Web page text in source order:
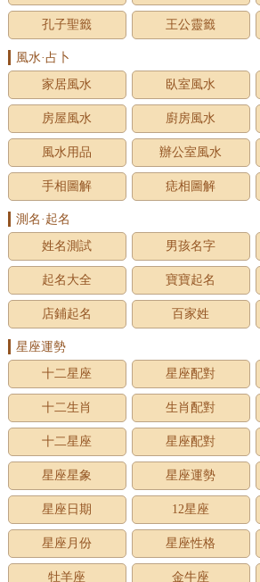
孔子聖籤 王公靈籤
風水·占卜
家居風水
臥室風水
房屋風水 廚房風水
風水用品 辦公室風水
手相圖解 痣相圖解
測名·起名
姓名測試
男孩名字
起名大全 寶寶起名
店鋪起名 百家姓
星座運勢
十二星座
星座配對
十二生肖 生肖配對
十二星座 星座配對
星座星象 星座運勢
星座日期 12星座
星座月份 星座性格
牡羊座 金牛座